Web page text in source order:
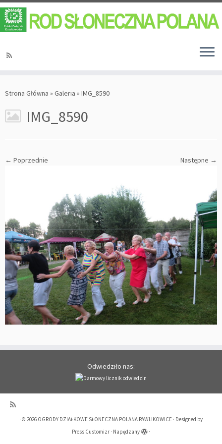
Strona Główna » Galeria » IMG_8590
IMG_8590
← Poprzednie Następne →
Odwiedziło nas:
· © 2026 OGRODY DZIAŁKOWE SŁONECZNA POLANA PAWLIKOWICE · Designed by
Press Customizr · Napędzany ·